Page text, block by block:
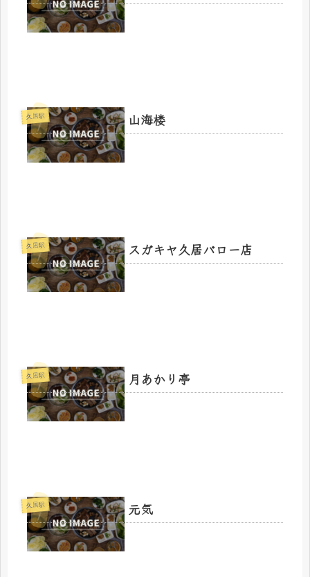
久居駅 山海楼
久居駅 スガキヤ久居バロー店
久居駅 月あかり亭
久居駅 元気